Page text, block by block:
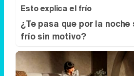
Esto explica el frío
¿Te pasa que por la
frío sin motivo?